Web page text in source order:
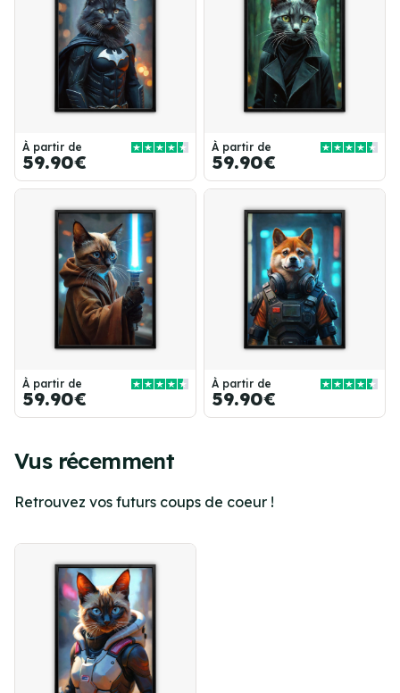
À partir de
59.90€
À partir de
59.90€
À partir de
59.90€
À partir de
59.90€
Vus récemment
Retrouvez vos futurs coups de coeur !